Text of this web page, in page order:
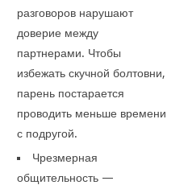
разговоров нарушают
доверие между
партнерами. Чтобы
избежать скучной болтовни,
парень постарается
проводить меньше времени
с подругой.
Чрезмерная
общительность —